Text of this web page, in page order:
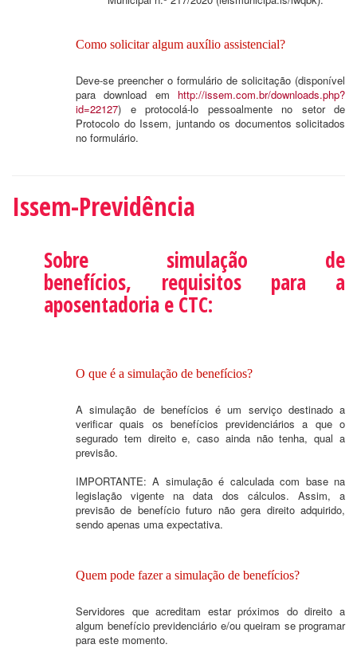
Como solicitar algum auxílio assistencial?
Deve-se preencher o formulário de solicitação (disponível
para download em http://issem.com.br/downloads.php?
id=22127) e protocolá-lo pessoalmente no setor de
Protocolo do Issem, juntando os documentos solicitados
no formulário.
Issem-Previdência
Sobre simulação de
benefícios, requisitos para a
aposentadoria e CTC:
O que é a simulação de benefícios?
A simulação de benefícios é um serviço destinado a
verificar quais os benefícios previdenciários a que o
segurado tem direito e, caso ainda não tenha, qual a
previsão.
IMPORTANTE: A simulação é calculada com base na
legislação vigente na data dos cálculos. Assim, a
previsão de benefício futuro não gera direito adquirido,
sendo apenas uma expectativa.
Quem pode fazer a simulação de benefícios?
Servidores que acreditam estar próximos do direito a
algum benefício previdenciário e/ou queiram se programar
para este momento.